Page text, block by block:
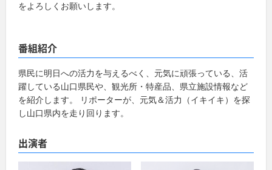
をよろしくお願いします。
番組紹介
県民に明日への活力を与えるべく、元気に頑張っている、活
躍している山口県民や、観光所・特産品、県立施設情報など
を紹介します。 リポーターが、元気＆活力（イキイキ）を探
し山口県内を走り回ります。
出演者